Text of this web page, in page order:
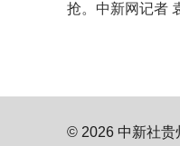
抢。中新网记者
© 2026 中新社贵